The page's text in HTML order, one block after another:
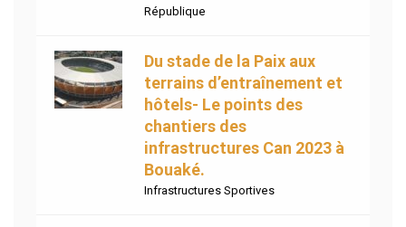
République
Du stade de la Paix aux
terrains d’entraînement et
hôtels- Le points des
chantiers des
infrastructures Can 2023 à
Bouaké.
Infrastructures Sportives